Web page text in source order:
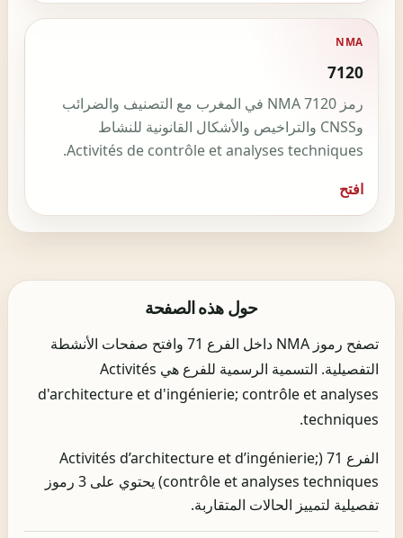
NMA
7120
رمز NMA 7120 في المغرب مع التصنيف والضرائب
وCNSS والتراخيص والأشكال القانونية للنشاط
Activités de contrôle et analyses techniques.
افتح
حول هذه الصفحة
تصفح رموز NMA داخل الفرع 71 وافتح صفحات الأنشطة
التفصيلية. التسمية الرسمية للفرع هي Activités
d'architecture et d'ingénierie; contrôle et analyses
techniques.
الفرع 71 (Activités d’architecture et d’ingénierie;
contrôle et analyses techniques) يحتوي على 3 رموز
تفصيلية لتمييز الحالات المتقاربة.